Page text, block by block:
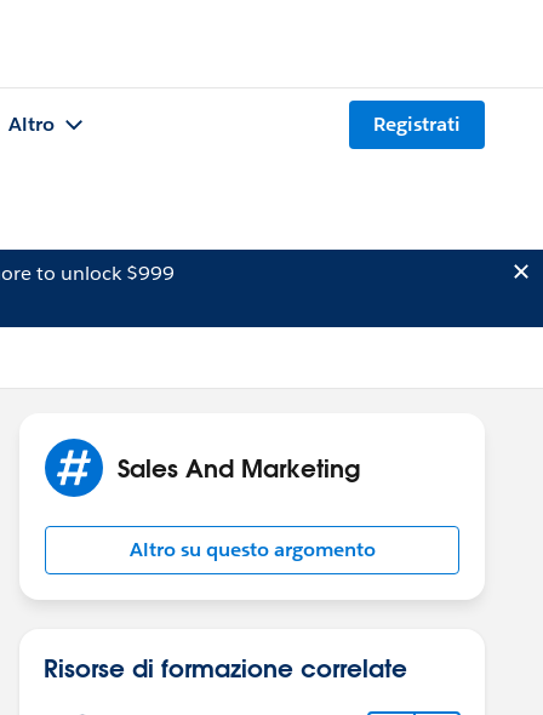
Altro Registrati
to unlock $999
Sales And Marketing
Altro su questo argomento
Risorse di formazione correlate